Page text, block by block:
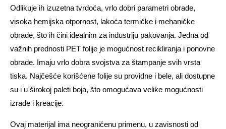
Odlikuje ih izuzetna tvrdoća, vrlo dobri parametri obrade,
visoka hemijska otpornost, lakoća termičke i mehaničke
obrade, što ih čini idealnim za industriju pakovanja. Jedna od
važnih prednosti PET folije je mogućnost recikliranja i ponovne
obrade. Imaju vrlo dobra svojstva za štampanje svih vrsta
tiska. Najčešće korišćene folije su providne i bele, ali dostupne
su i u širokoj paleti boja, što omogućava velike mogućnosti
izrade i kreacije.
Ovaj materijal ima neograničenu primenu, u zavisnosti od